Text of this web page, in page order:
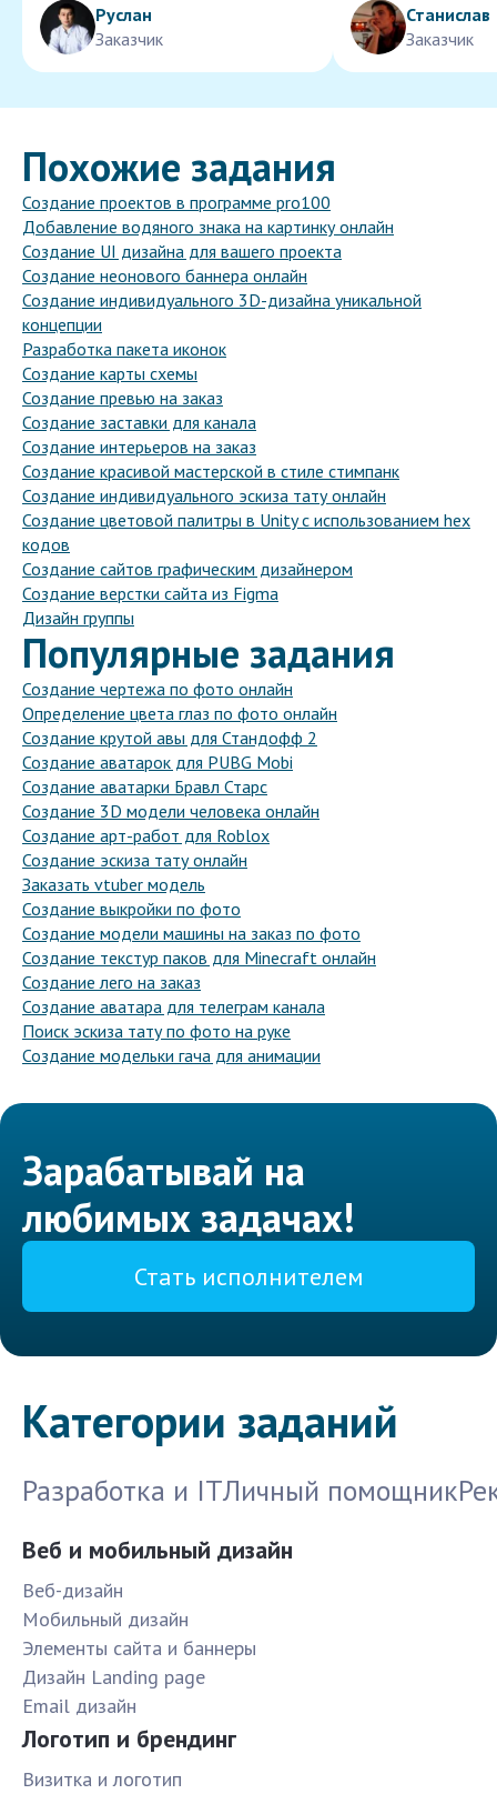
Руслан
Заказчик
Станислав
Заказчик
Похожие задания
Создание проектов в программе pro100
Добавление водяного знака на картинку онлайн
Создание UI дизайна для вашего проекта
Создание неонового баннера онлайн
Создание индивидуального 3D-дизайна уникальной
концепции
Разработка пакета иконок
Создание карты схемы
Создание превью на заказ
Создание заставки для канала
Создание интерьеров на заказ
Создание красивой мастерской в стиле стимпанк
Создание индивидуального эскиза тату онлайн
Создание цветовой палитры в Unity с использованием hex
кодов
Создание сайтов графическим дизайнером
Создание верстки сайта из Figma
Дизайн группы
Популярные задания
Создание чертежа по фото онлайн
Определение цвета глаз по фото онлайн
Создание крутой авы для Стандофф 2
Создание аватарок для PUBG Mobi
Создание аватарки Бравл Старс
Создание 3D модели человека онлайн
Создание арт-работ для Roblox
Создание эскиза тату онлайн
Заказать vtuber модель
Создание выкройки по фото
Создание модели машины на заказ по фото
Создание текстур паков для Minecraft онлайн
Создание лего на заказ
Создание аватара для телеграм канала
Поиск эскиза тату по фото на руке
Создание модельки гача для анимации
Зарабатывай на
любимых задачах!
Стать исполнителем
Категории заданий
Разработка и ITЛичный помощник
Веб и мобильный дизайн
Веб-дизайн
Мобильный дизайн
Элементы сайта и баннеры
Дизайн Landing page
Email дизайн
Логотип и брендинг
Визитка и логотип